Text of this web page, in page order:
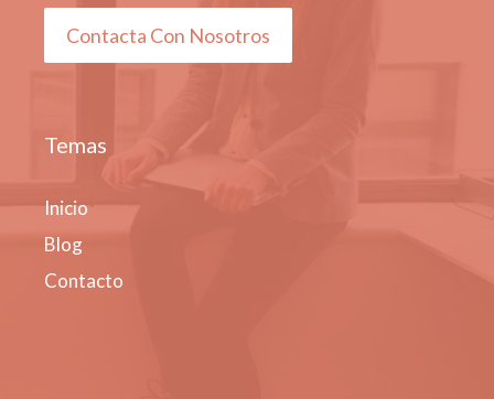
Contacta Con Nosotros
Temas
Inicio
Blog
Contacto